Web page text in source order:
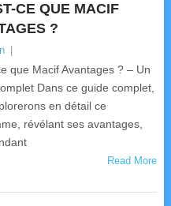
CE QUE MACIF
?
que Macif Avantages ? – Un
Dans ce guide complet,
en détail ce
révélant ses avantages,
Read More